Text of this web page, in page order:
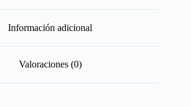
Información adicional
Valoraciones (0)